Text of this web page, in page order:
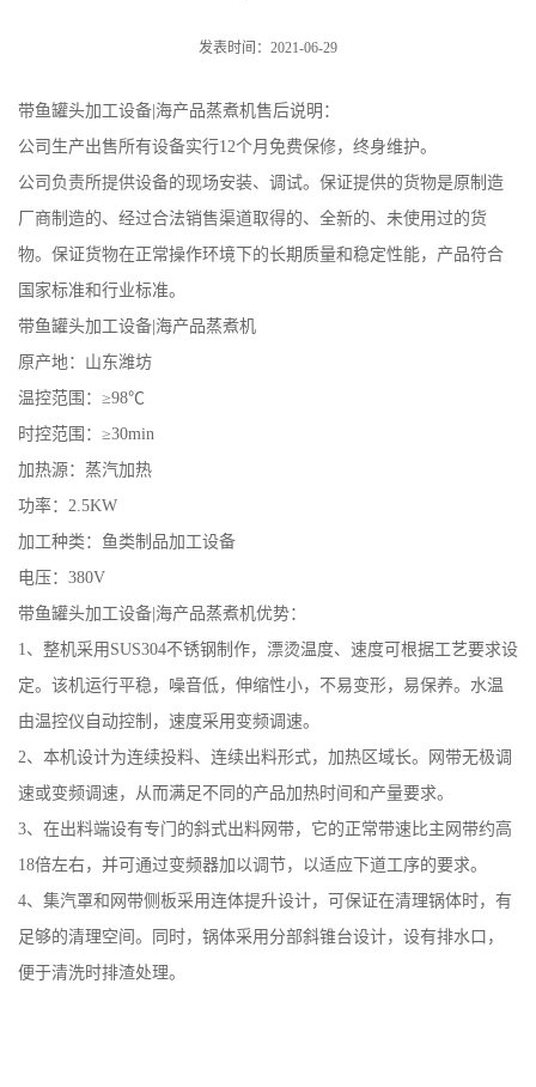
发表时间：2021-06-29
带鱼罐头加工设备|海产品蒸煮机售后说明：
公司生产出售所有设备实行12个月免费保修，终身维护。
公司负责所提供设备的现场安装、调试。保证提供的货物是原制造
厂商制造的、经过合法销售渠道取得的、全新的、未使用过的货
物。保证货物在正常操作环境下的长期质量和稳定性能，产品符合
国家标准和行业标准。
带鱼罐头加工设备|海产品蒸煮机
原产地：山东潍坊
温控范围：≥98℃
时控范围：≥30min
加热源：蒸汽加热
功率：2.5KW
加工种类：鱼类制品加工设备
电压：380V
带鱼罐头加工设备|海产品蒸煮机优势：
1、整机采用SUS304不锈钢制作，漂烫温度、速度可根据工艺要求设
定。该机运行平稳，噪音低，伸缩性小，不易变形，易保养。水温
由温控仪自动控制，速度采用变频调速。
2、本机设计为连续投料、连续出料形式，加热区域长。网带无极调
速或变频调速，从而满足不同的产品加热时间和产量要求。
3、在出料端设有专门的斜式出料网带，它的正常带速比主网带约高
18倍左右，并可通过变频器加以调节，以适应下道工序的要求。
4、集汽罩和网带侧板采用连体提升设计，可保证在清理锅体时，有
足够的清理空间。同时，锅体采用分部斜锥台设计，设有排水口，
便于清洗时排渣处理。